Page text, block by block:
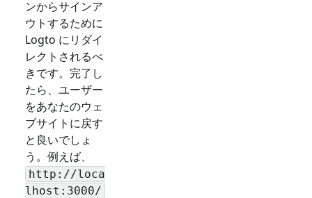
ンからサインア
ウトするために
Logto にリダイ
レクトされるべ
きです。完了し
たら、ユーザー
をあなたのウェ
ブサイトに戻す
と良いでしょ
う。例えば、
http://loca
lhost:3000/